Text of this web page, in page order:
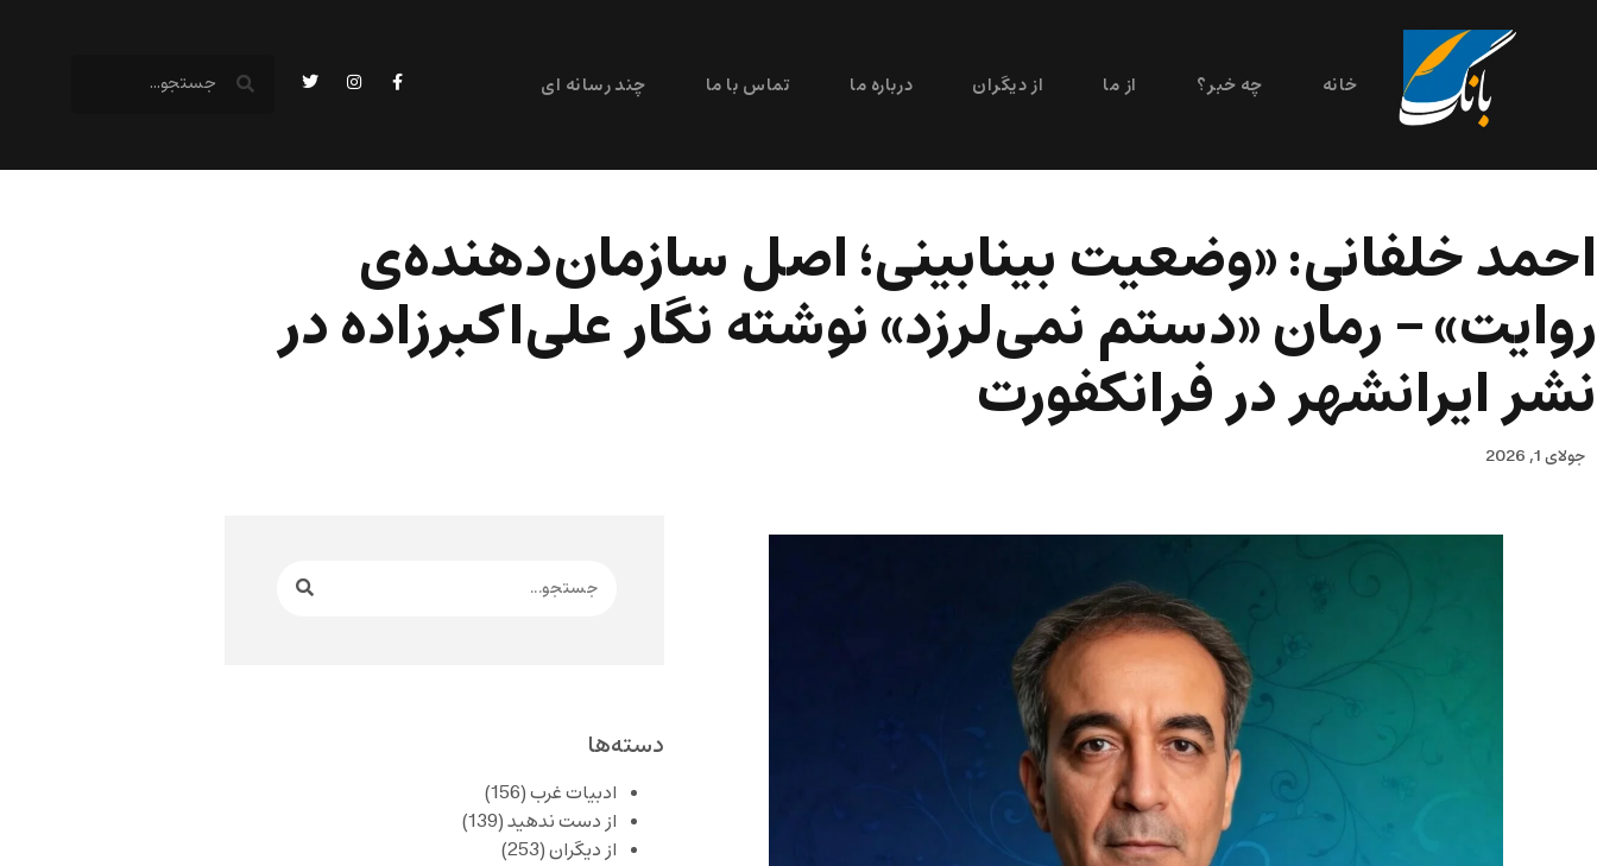
خانه چه خبر؟ از ما از دیگران درباره ما تماس با ما چند رسانه ای
احمد خلفانی: «وضعیت بینابینی؛ اصل سازمان‌دهنده‌ی
روایت» – رمان «دستم نمی‌لرزد» نوشته نگار علی‌اکبرزاده در
نشر ایرانشهر در فرانکفورت
جولای 1, 2026
دسته‌ها
ادبیات غرب(156)
از دست ندهید(139)
از دیگران(253)